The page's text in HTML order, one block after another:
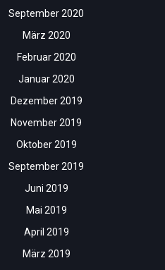
September 2020
März 2020
Februar 2020
Januar 2020
Dezember 2019
November 2019
Oktober 2019
September 2019
Juni 2019
Mai 2019
April 2019
März 2019